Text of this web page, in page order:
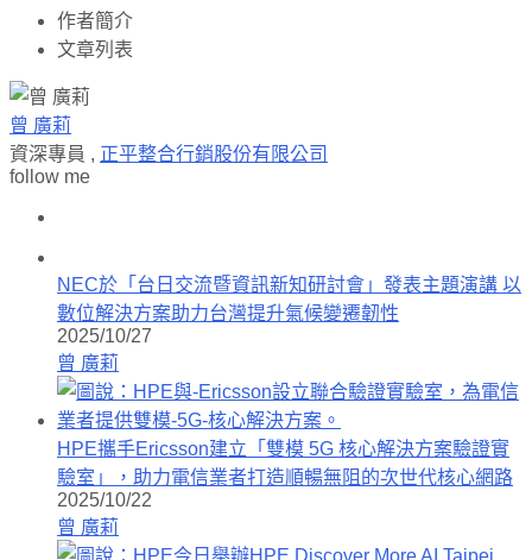
作者簡介
文章列表
曾 廣莉
資深專員 , 正平整合行銷股份有限公司
follow me
NEC於「台日交流暨資訊新知研討會」發表主題演講 以
數位解決方案助力台灣提升氣候變遷韌性
2025/10/27
曾 廣莉
HPE攜手Ericsson建立「雙模 5G 核心解決方案驗證實
驗室」，助力電信業者打造順暢無阻的次世代核心網路
2025/10/22
曾 廣莉